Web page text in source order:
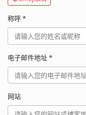
称呼*
电子邮件地址*
网站